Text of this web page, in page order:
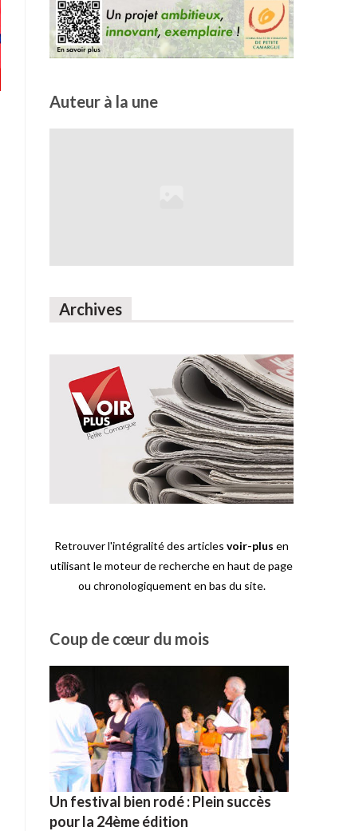
Auteur à la une
Archives
Retrouver l'intégralité des articles voir-plus en
utilisant le moteur de recherche en haut de page
ou chronologiquement en bas du site.
Coup de cœur du mois
Un festival bien rodé : Plein succès
pour la 24ème édition